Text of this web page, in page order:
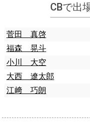
CBで出
菅田 真啓
福森 晃斗
小川 大空
大西 遼太郎
江﨑 巧朗